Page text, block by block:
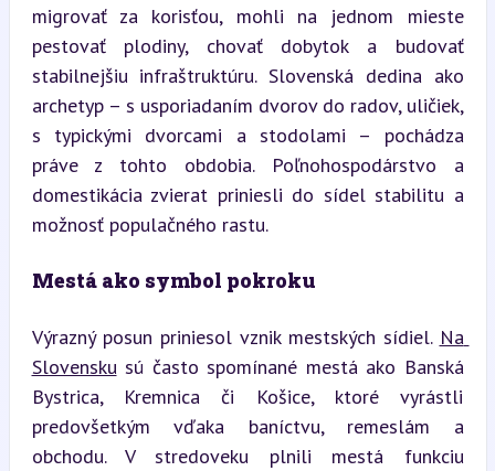
migrovať za korisťou, mohli na jednom mieste
pestovať plodiny, chovať dobytok a budovať
stabilnejšiu infraštruktúru. Slovenská dedina ako
archetyp – s usporiadaním dvorov do radov, uličiek,
s typickými dvorcami a stodolami – pochádza
práve z tohto obdobia. Poľnohospodárstvo a
domestikácia zvierat priniesli do sídel stabilitu a
možnosť populačného rastu.
Mestá ako symbol pokroku
Výrazný posun priniesol vznik mestských sídiel. Na
Slovensku sú často spomínané mestá ako Banská
Bystrica, Kremnica či Košice, ktoré vyrástli
predovšetkým vďaka baníctvu, remeslám a
obchodu. V stredoveku plnili mestá funkciu